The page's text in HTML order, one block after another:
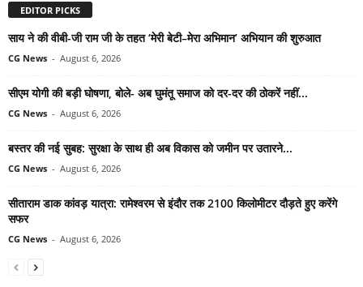
EDITOR PICKS
साय ने की वीबी-जी राम जी के तहत ‘मेरी बेटी–मेरा अभिमान’ अभियान की शुरुआत
CG News - August 6, 2026
सीएम योगी की बड़ी घोषणा, बोले- अब घुमंतू समाज को दर-दर की ठोकरें नहीं...
CG News - August 6, 2026
बस्तर की नई सुबह: सुरक्षा के साथ ही अब विकास को जमीन पर उतारने...
CG News - August 6, 2026
सीताराम डाक कांवड़ यात्रा: रामेश्वरम से इंदौर तक 2100 किलोमीटर दौड़ते हुए करेंगे
सफर
CG News - August 6, 2026